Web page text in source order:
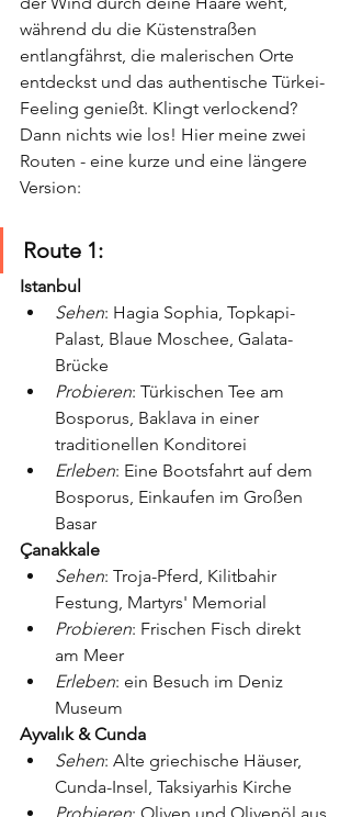
während du die Küstenstraßen
entlangfährst, die malerischen Orte
entdeckst und das authentische Türkei-
Feeling genießt. Klingt verlockend?
Dann nichts wie los! Hier meine zwei
Routen - eine kurze und eine längere
Version:
Route 1:
Istanbul
Sehen: Hagia Sophia, Topkapi-
Palast, Blaue Moschee, Galata-
Brücke
Probieren: Türkischen Tee am
Bosporus, Baklava in einer
traditionellen Konditorei
Erleben: Eine Bootsfahrt auf dem
Bosporus, Einkaufen im Großen
Basar
Çanakkale
Sehen: Troja-Pferd, Kilitbahir
Festung, Martyrs' Memorial
Probieren: Frischen Fisch direkt
am Meer
Erleben: ein Besuch im Deniz
Museum
Ayvalık & Cunda
Sehen: Alte griechische Häuser,
Cunda-Insel, Taksiyarhis Kirche